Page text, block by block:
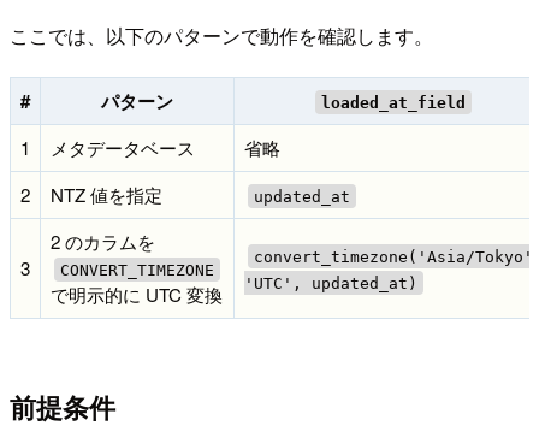
ここでは、以下のパターンで動作を確認します。
# パターン loaded_at_field
1 メタデータベース
省略
2
NTZ 値を指定 updated_at
3
2 のカラムを
CONVERT_TIMEZONE
で明示的に UTC 変換
convert_timezone('Asia/
'UTC', updated_at)
前提条件